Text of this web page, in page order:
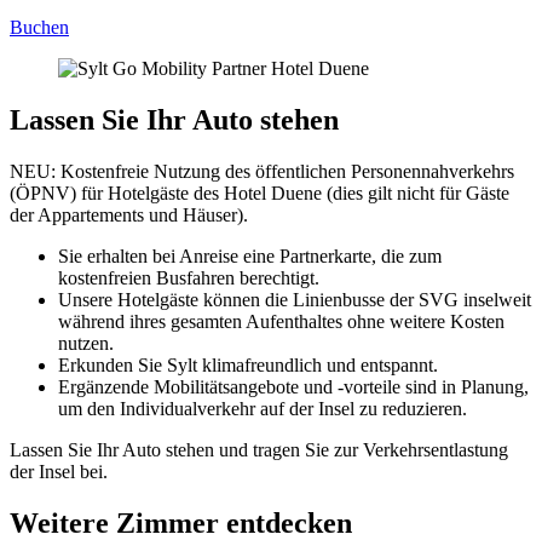
Buchen
Lassen Sie Ihr Auto stehen
NEU: Kostenfreie Nutzung des öffentlichen Personennahverkehrs
(ÖPNV) fürHotelgäste des Hotel Duene (dies gilt nicht für Gäste
der Appartements und Häuser).
Sie erhalten bei Anreise eine Partnerkarte, die zum
kostenfreien Busfahren berechtigt.
Unsere Hotelgäste können die Linienbusse der SVG inselweit
während ihres gesamten Aufenthaltes ohne weitere Kosten
nutzen.
Erkunden Sie Sylt klimafreundlich und entspannt.
Ergänzende Mobilitätsangebote und -vorteile sind in Planung,
um den Individualverkehr auf der Insel zu reduzieren.
Lassen Sie Ihr Auto stehen und tragen Sie zur Verkehrsentlastung
der Insel bei.
Weitere Zimmer entdecken